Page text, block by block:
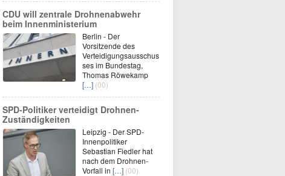
CDU will zentrale Drohnenabwehr
beim Innenministerium
Berlin - Der
Vorsitzende des
Verteidigungsausschus
ses im Bundestag,
Thomas Röwekamp
[…] (00)
SPD-Politiker verteidigt Drohnen-
Zuständigkeiten
Leipzig - Der SPD-
Innenpolitiker
Sebastian Fiedler hat
nach dem Drohnen-
Vorfall in […] (00)